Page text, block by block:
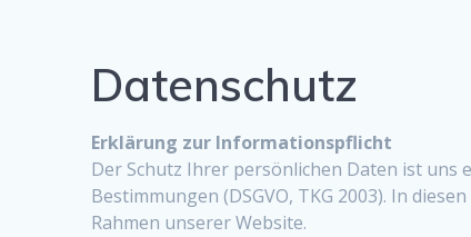
Datenschutz
Erklärung zur Informationspflicht
Der Schutz Ihrer persönlichen Daten ist uns
Bestimmungen (DSGVO, TKG 2003). In
Rahmen unserer Website.